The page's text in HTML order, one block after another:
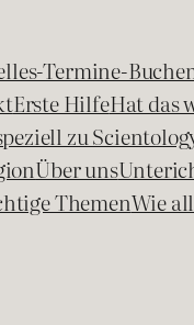
Termine-
Erste HilfeHat das
zu
Über uns
ThemenWie